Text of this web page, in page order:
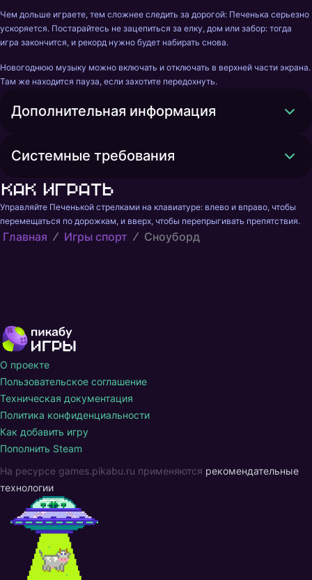
Чем дольше играете, тем сложнее следить за дорогой: Печенька серьезно
ускоряется. Постарайтесь не зацепиться за елку, дом или забор: тогда
игра закончится, и рекорд нужно будет набирать снова.
Новогоднюю музыку можно включать и отключать в верхней части экрана.
Там же находится пауза, если захотите передохнуть.
Дополнительная информация
Системные требования
Как играть
Управляйте Печенькой стрелками на клавиатуре: влево и вправо, чтобы
перемещаться по дорожкам, и вверх, чтобы перепрыгивать препятствия.
Главная Игры спорт Сноуборд
О проекте
Пользовательское соглашение
Техническая документация
Политика конфиденциальности
Как добавить игру
Пополнить Steam
На ресурсе games.pikabu.ru применяются рекомендательные
технологии